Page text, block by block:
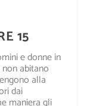
15
e donne in
abitano
alla
dai
maniera gli